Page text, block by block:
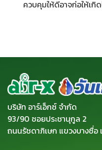
ควบคุมให้ดีอาจก่อให้เ
บริษัท อาร์เอ็กซ์ จำกัด
93/90 ซอยประชานุกูล 2
ถนนรัชดาภิเษก แขวงบางซื่อ